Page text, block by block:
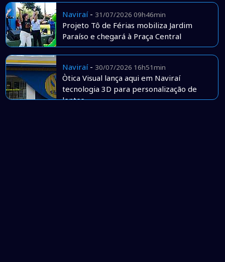
Naviraí- 31/07/2026 09h46min
Projeto Tô de Férias mobiliza Jardim
Paraíso e chegará à Praça Central
Naviraí- 30/07/2026 16h51min
Òtica Visual lança aqui em Naviraí
tecnologia 3D para personalização de
lentes